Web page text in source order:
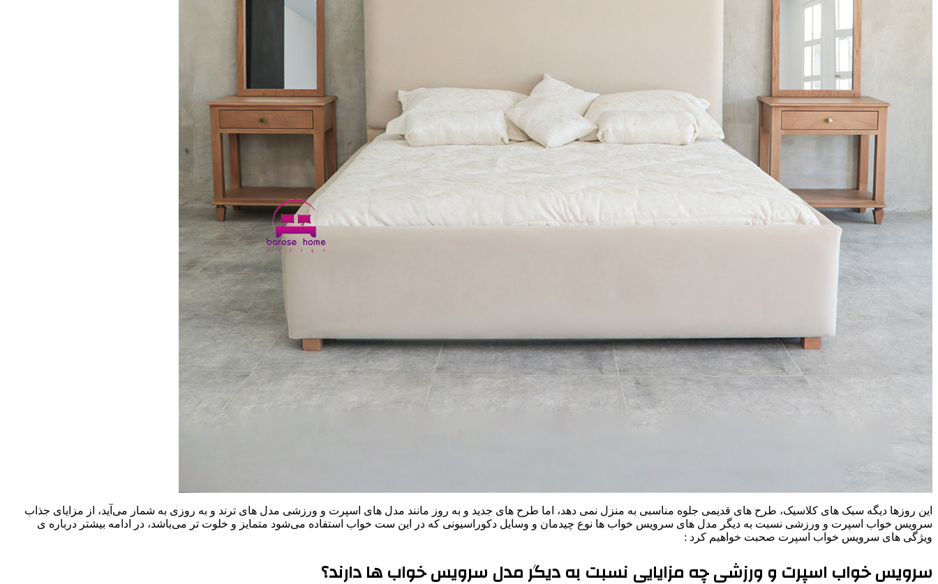
این روزها دیگه سبک های کلاسیک، طرح های قدیمی جلوه مناسبی به منزل نمی دهد، اما طرح های جدید و به روز مانند مدل های اسپرت و ورزشی مدل های ترند و به روزی به شمار می‌آید، از مزایای جذاب
سرویس خواب اسپرت و ورزشی نسبت به دیگر مدل های سرویس خواب ها نوع چیدمان و وسایل دکوراسیونی که در این ست خواب استفاده می‌شود متمایز و خلوت تر می‌باشد، در ادامه بیشتر درباره ی
ویژگی های سرویس خواب اسپرت صحبت خواهیم کرد :
سرویس خواب اسپرت و ورزشی چه مزایایی نسبت به دیگر مدل سرویس خواب ها دارند؟